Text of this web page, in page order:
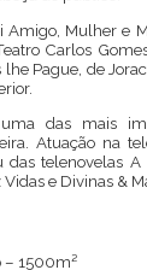
Amigo, Mulher e
Carlos
lhe Pague, de
das mais
Atuação na
das telenovelas
e Divinas &
– 1500m²